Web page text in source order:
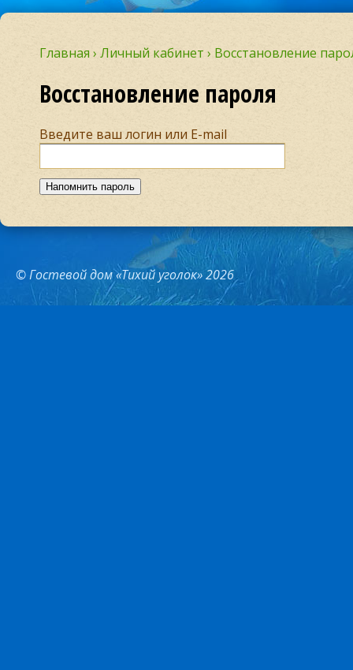
Главная› Личный кабинет › Восстановление
Восстановление пароля
Введите ваш логин или E-mail
© Гостевой дом «Тихий уголок» 2026